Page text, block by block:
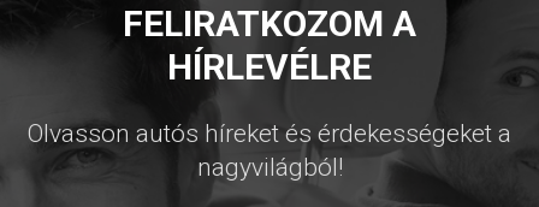
FELIRATKOZOM A
HÍRLEVÉLRE
Olvasson autós híreket és érdekességeket a
nagyvilágból!